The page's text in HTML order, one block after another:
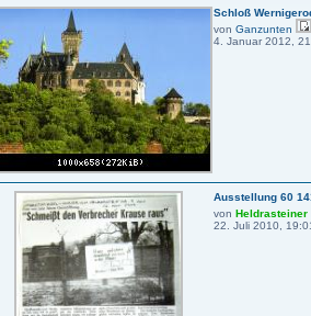
Schloß
von Ganzunten
4. Januar 2012,
Ausstellung 60
von Heldrasteiner
22. Juli 2010,